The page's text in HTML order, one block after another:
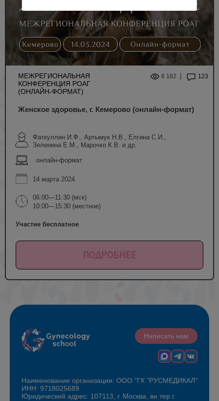
МЕЖРЕГИОНАЛЬНАЯ
КОНФЕРЕНЦИЯ РОАГ
(ОНЛАЙН-ФОРМАТ)
6 182 123
Женское здоровье, г. Кемерово (онлайн-формат)
Фаткуллин И.Ф., Артымук Н.В., Елгина С.И.,
Зеленина Е.М., Марочко К.В. и др.
онлайн-формат
14 марта 2024
06:00—11:30 (мск)
10:00—15:30 (местное)
Участие бесплатное
ПОДРОБНЕЕ
Написать нам
Наименование организации: ООО "ГК "РУСМЕДИКАЛ"
ИНН: 9718025689
Юридический адрес: 107113, г. Москва, вн.тер.г.